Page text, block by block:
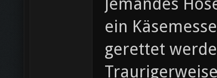
Jemandes
ein
gerettet